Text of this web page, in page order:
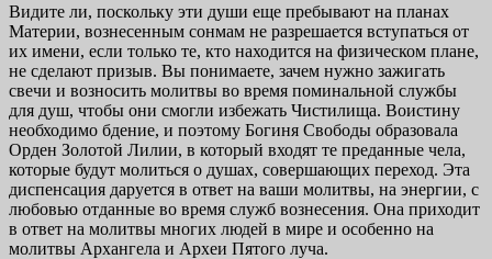
Видите ли, поскольку эти души еще пребывают на планах
Материи, вознесенным сонмам не разрешается вступаться от
их имени, если только те, кто находится на физическом плане,
не сделают призыв. Вы понимаете, зачем нужно зажигать
свечи и возносить молитвы во время поминальной службы
для душ, чтобы они смогли избежать Чистилища. Воистину
необходимо бдение, и поэтому Богиня Свободы образовала
Орден Золотой Лилии, в который входят те преданные чела,
которые будут молиться о душах, совершающих переход. Эта
диспенсация даруется в ответ на ваши молитвы, на энергии, с
любовью отданные во время служб вознесения. Она приходит
в ответ на молитвы многих людей в мире и особенно на
молитвы Архангела и Археи Пятого луча.